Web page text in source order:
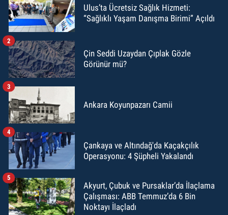
Ulus’ta Ücretsiz Sağlık Hizmeti:
“Sağlıklı Yaşam Danışma Birimi” Açıldı
Çin Seddi Uzaydan Çıplak Gözle
Görünür mü?
2
Ankara Koyunpazarı Camii
3
Çankaya ve Altındağ'da Kaçakçılık
Operasyonu: 4 Şüpheli Yakalandı
4
Akyurt, Çubuk ve Pursaklar’da İlaçlama
Çalışması: ABB Temmuz’da 6 Bin
Noktayı İlaçladı
5